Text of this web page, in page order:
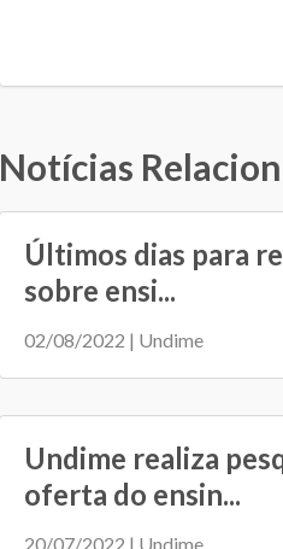
Notícias
Últimos dias para
sobre ensi...
02/08/2022 | Undime
Undime realiza
oferta do ensin...
20/07/2022 | Undime